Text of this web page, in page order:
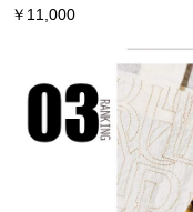
￥11,000